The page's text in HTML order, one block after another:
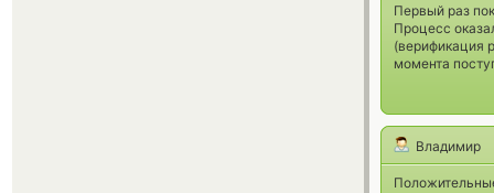
Первый раз
Процесс
(верификация
момента
Владимир